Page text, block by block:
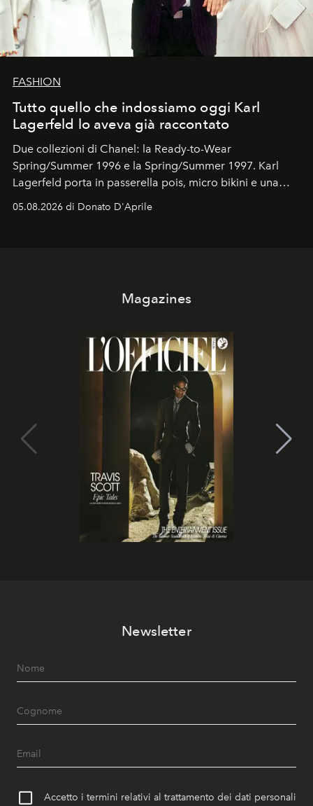
FASHION
Tutto quello che indossiamo oggi Karl
Lagerfeld lo aveva già raccontato
Due collezioni di Chanel: la Ready-to-Wear
Spring/Summer 1996 e la Spring/Summer 1997. Karl
Lagerfeld porta in passerella pois, micro bikini e una
Kate, Claudia e Carla una dietro l'altra. Trent'anni dopo,
05.08.2026 di Donato D'Aprile
Magazines
Newsletter
Accetto i termini relativi al trattamento dei dati personali